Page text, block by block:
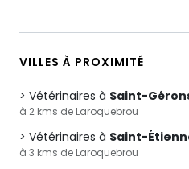
VILLES À PROXIMITÉ
Vétérinaires à Saint-
à 2 kms de Laroquebrou
Vétérinaires à Saint-
à 3 kms de Laroquebrou